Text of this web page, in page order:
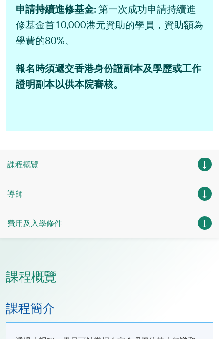
申請持續進修基金: 第一次成功申請持續進
修基金首10,000港元資助的學員，資助額為
學費的80%。
報名時須遞交香港身份證副本及學歷或工作
證明副本以供本院審核。
課程概覽
導師
費用及入學條件
課程概覽
課程簡介